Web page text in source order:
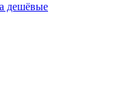
дешёвые